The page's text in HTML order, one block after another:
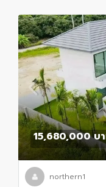
15,680,000 บ
northern1